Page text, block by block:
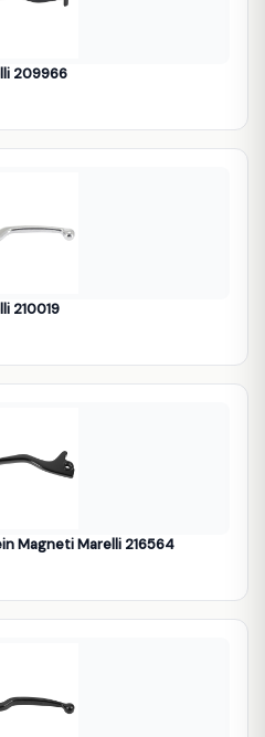
209966
210019
Magneti Marelli 216564